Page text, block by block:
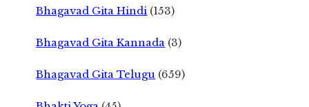
Bhagavad Gita Hindi (153)
Bhagavad Gita Kannada (3)
Bhagavad Gita Telugu (659)